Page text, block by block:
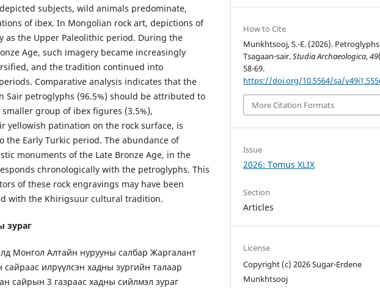
subjects, wild animals predominate,
of ibex. In Mongolian rock art, depictions of
as the Upper Paleolithic period. During the
Age, such imagery became increasingly
and the tradition continued into
Comparative analysis indicates that the
Sair petroglyphs (96.5%) should be attributed to
smaller group of ibex figures (3.5%),
yellowish patination on the rock surface, is
the Early Turkic period. The abundance of
monuments of the Late Bronze Age, in the
chronologically with the petroglyphs. This
of these rock engravings may have been
with the Khirigsuur cultural tradition.
зураг
Монгол Алтайн нурууны салбар Жаргалант
илрүүлсэн хадны зургийн талаар
сайрын 3 газраас хадны сийлмэл зураг
How to Cite
Munkhtsooj, S.-E. (2026).
Tsagaan-sair.Studia Archaeologica,49
58-69.
https://doi.org/10.5564/sa/
More Citation Formats
Issue
2026: Tomus XLIX
Section
Articles
License
Copyright (c) 2026 Sugar-Erdene
Munkhtsooj